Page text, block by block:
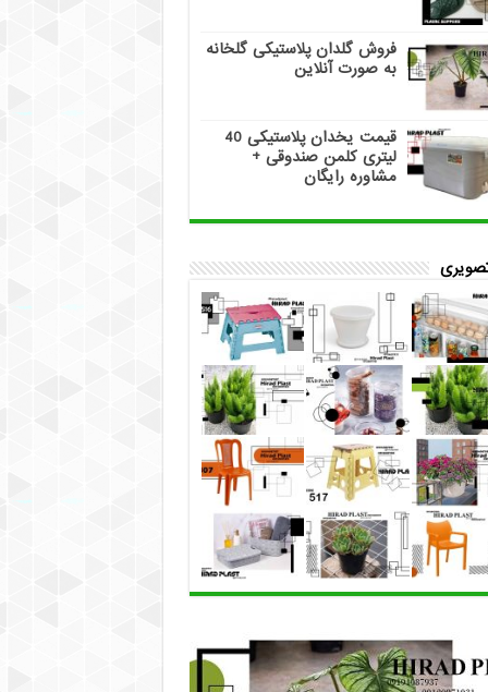
فروش گلدان پلاستیکی گلخانه
به صورت آنلاین
قیمت یخدان پلاستیکی 40
لیتری کلمن صندوقی +
مشاوره رایگان